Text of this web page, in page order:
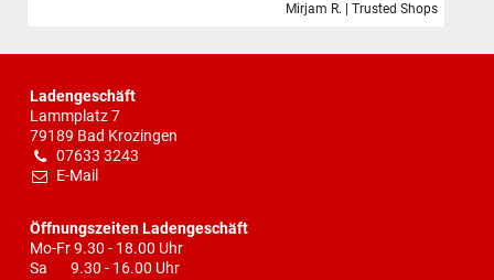
Mirjam R. | Trusted Shops
Ladengeschäft
Lammplatz 7
79189 Bad Krozingen
07633 3243
E-Mail
Öffnungszeiten Ladengeschäft
Mo-Fr 9.30 - 18.00 Uhr
Sa 9.30 - 16.00 Uhr